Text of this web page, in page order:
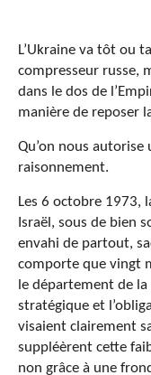
L’Ukraine va tôt ou
compresseur russe,
dans le dos de
manière de reposer
Qu’on nous autorise
raisonnement.
Les 6 octobre 1973,
Israël, sous de bien
envahi de partout,
comporte que vingt
le département de
stratégique et
visaient clairement
suppléèrent cette
non grâce à une